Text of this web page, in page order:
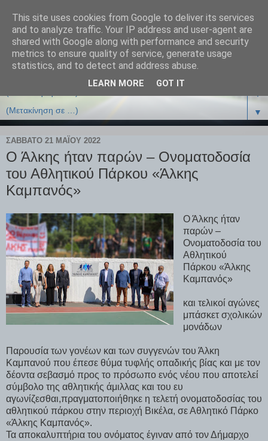
▼
▼
ΣΆΒΒΑΤΟ 21 ΜΑΪ́ΟΥ 2022
Ο Άλκης ήταν παρών – Ονοματοδοσία
του Αθλητικού Πάρκου «Άλκης
Καμπανός»
Ο Άλκης ήταν
παρών –
Ονοματοδοσία του
Αθλητικού
Πάρκου «Άλκης
Καμπανός»
και τελικοί αγώνες
μπάσκετ σχολικών
μονάδων
Παρουσία των γονέων και των συγγενών του Άλκη
Καμπανού που έπεσε θύμα τυφλής οπαδικής βίας και με τον
δέοντα σεβασμό προς το πρόσωπο ενός νέου που αποτελεί
σύμβολο της αθλητικής άμιλλας και του ευ
αγωνίζεσθαι,πραγματοποιήθηκε η τελετή ονοματοδοσίας του
αθλητικού πάρκου στην περιοχή Βικέλα, σε Αθλητικό Πάρκο
«Άλκης Καμπανός».
Τα αποκαλυπτήρια του ονόματος έγιναν από τον Δήμαρχο
This site uses cookies from Google to deliver its services
and to analyze traffic. Your IP address and user-agent are
shared with Google along with performance and security
metrics to ensure quality of service, generate usage
statistics, and to detect and address abuse.
LEARN MORE GOT IT